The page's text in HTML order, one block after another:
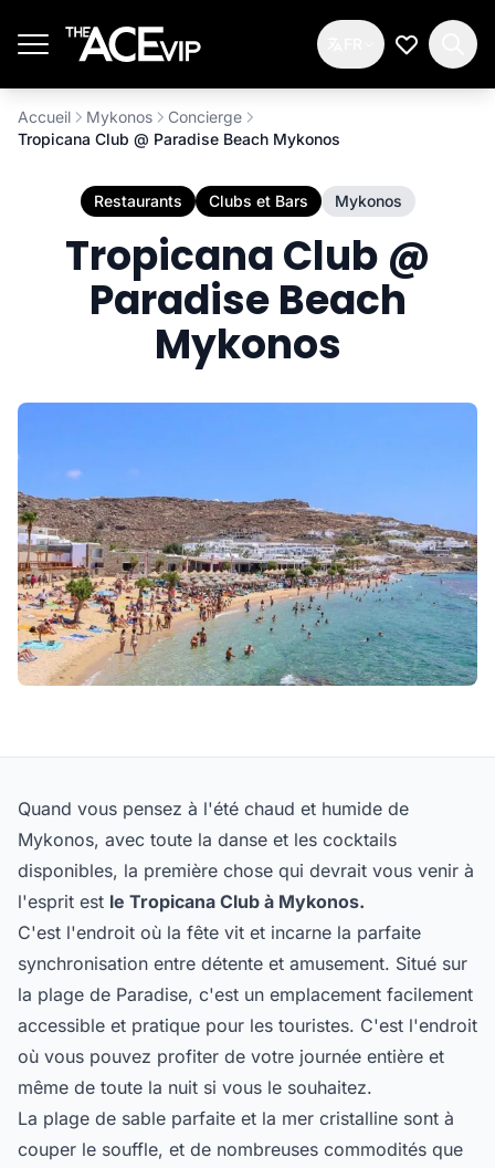
Ma Liste
Accueil Mykonos
Concierge
Tropicana Club @ Paradise Beach Mykonos
Restaurants Clubs et Bars Mykonos
Tropicana Club @
Paradise Beach
Mykonos
Quand vous pensez à l'été chaud et humide de
Mykonos, avec toute la danse et les cocktails
disponibles, la première chose qui devrait vous venir à
l'esprit est le Tropicana Club à Mykonos.
C'est l'endroit où la fête vit et incarne la parfaite
synchronisation entre détente et amusement. Situé sur
la plage de Paradise, c'est un emplacement facilement
accessible et pratique pour les touristes. C'est l'endroit
où vous pouvez profiter de votre journée entière et
même de toute la nuit si vous le souhaitez.
La plage de sable parfaite et la mer cristalline sont à
couper le souffle, et de nombreuses commodités que